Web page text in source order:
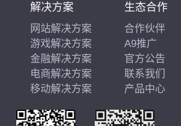
解决方案
网站解决方案
游戏解决方案
金融解决方案
电商解决方案
移动解决方案
生态合作
合作伙伴
A9推广
官方公告
联系我们
产品中心